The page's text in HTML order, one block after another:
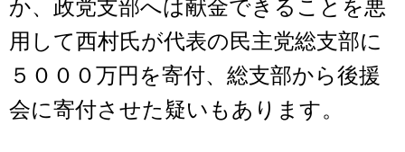
か、政党支部へは献金できることを悪
用して西村氏が代表の民主党総支部に
５０００万円を寄付、総支部から後援
会に寄付させた疑いもあります。